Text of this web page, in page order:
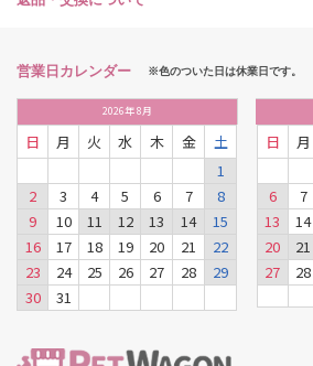
営業日カレンダー ※色のついた日は休業日です。
2026年8月
日 月 火 水 木 金
土
1
2
3 4 5 6 7
8
9
10 11 12 13 14
15
16
17 18 19 20 21
22
23
24 25 26 27 28
29
30
31
日 月
6
7
13
14
20
21
27
28